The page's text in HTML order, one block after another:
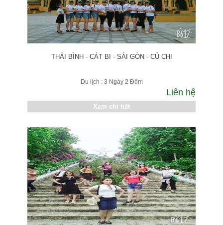
THÁI BÌNH - CÁT BI - SÀI GÒN - CỦ CHI
Du lịch : 3 Ngày 2 Đêm
Liên hệ
Xem chi tiết